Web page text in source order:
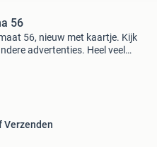
56
56, nieuw met kaartje. Kijk
advertenties. Heel veel
Verzenden